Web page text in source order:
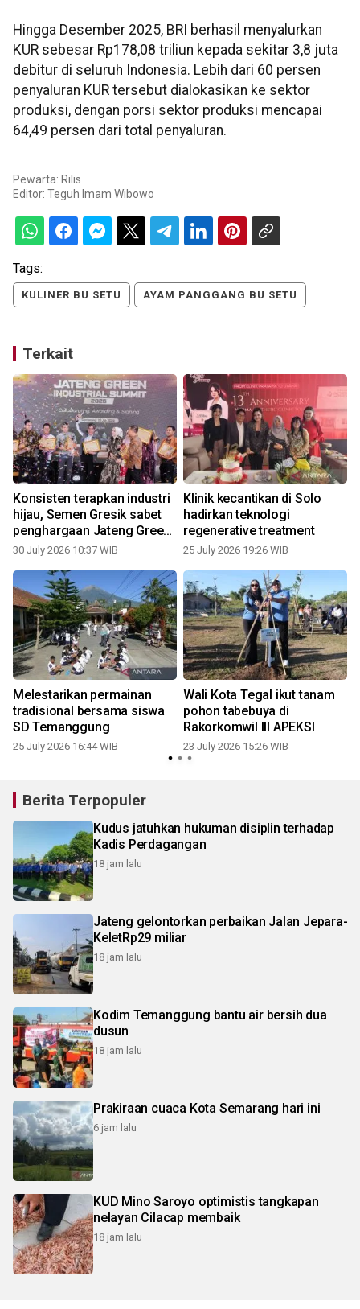
Hingga Desember 2025, BRI berhasil menyalurkan
KUR sebesar Rp178,08 triliun kepada sekitar 3,8 juta
debitur di seluruh Indonesia. Lebih dari 60 persen
penyaluran KUR tersebut dialokasikan ke sektor
produksi, dengan porsi sektor produksi mencapai
64,49 persen dari total penyaluran.
Pewarta: Rilis
Editor: Teguh Imam Wibowo
Tags:
KULINER BU SETU AYAM PANGGANG BU SETU
Terkait
Konsisten terapkan industri
hijau, Semen Gresik sabet
penghargaan Jateng Green
Industrial Summit 2026
30 July 2026 10:37 WIB
Klinik kecantikan di Solo
hadirkan teknologi
regenerative treatment
25 July 2026 19:26 WIB
Melestarikan permainan
tradisional bersama siswa
SD Temanggung
25 July 2026 16:44 WIB
Wali Kota Tegal ikut tanam
pohon tabebuya di
Rakorkomwil III APEKSI
23 July 2026 15:26 WIB
Berita Terpopuler
Kudus jatuhkan hukuman disiplin terhadap
Kadis Perdagangan
18 jam lalu
Jateng gelontorkan perbaikan Jalan Jepara-
KeletRp29 miliar
18 jam lalu
Kodim Temanggung bantu air bersih dua
dusun
18 jam lalu
Prakiraan cuaca Kota Semarang hari ini
6 jam lalu
KUD Mino Saroyo optimistis tangkapan
nelayan Cilacap membaik
18 jam lalu